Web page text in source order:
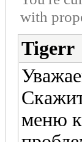
with
Tigerr
меню